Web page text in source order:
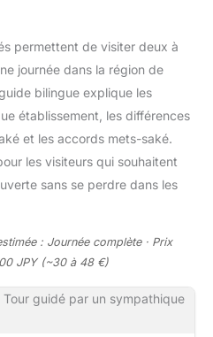
permettent de visiter deux à
journée dans la région de
bilingue explique les
établissement, les différences
et les accords mets-saké.
les visiteurs qui souhaitent
sans se perdre dans les
: Journée complète · Prix
JPY (~30 à 48 €)